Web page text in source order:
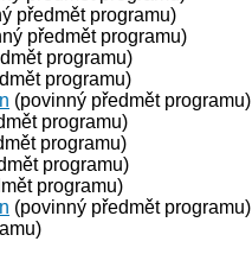
předmět programu)
předmět programu)
programu)
programu)
(povinný předmět programu)
programu)
programu)
programu)
programu)
(povinný předmět programu)